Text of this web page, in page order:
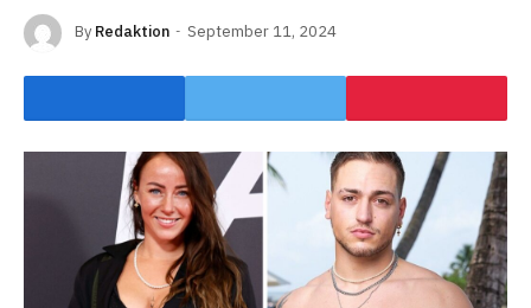
By Redaktion September 11, 2024